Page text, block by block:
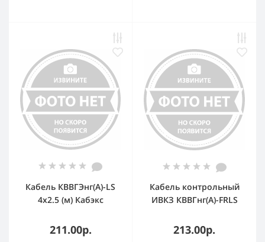
Кабель КВВГЭнг(А)-LS
4х2.5 (м) Кабэкс
211.00р.
Кабель контрольный
ИВКЗ КВВГнг(А)-FRLS
213.00р.